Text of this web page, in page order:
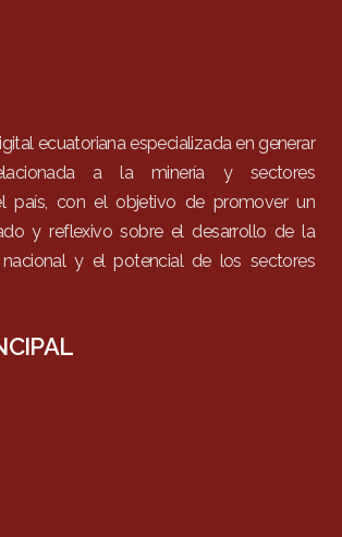
ecuatoriana especializada en generar
a la minería y sectores
país, con el objetivo de promover un
y reflexivo sobre el desarrollo de la
y el potencial de los sectores